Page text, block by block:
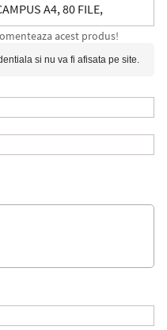
A4, 80 FILE,
PATRATELE
acest produs!
si nu va fi afisata pe site.